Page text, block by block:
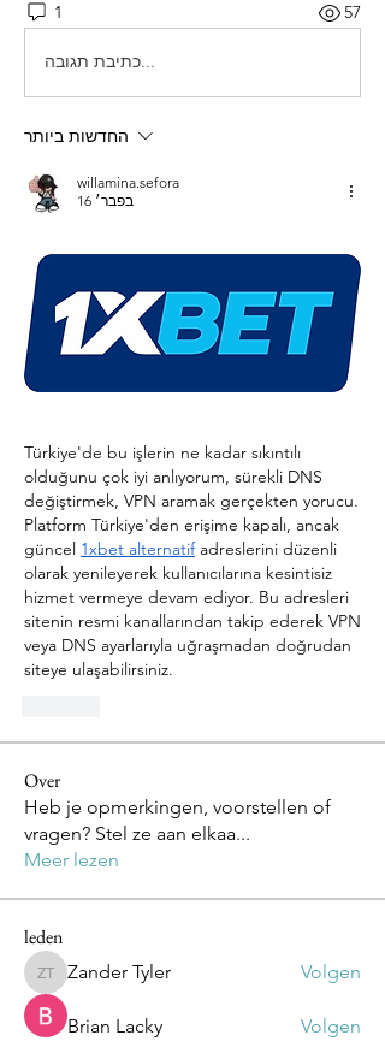
1 57
כתיבת תגובה...
החדשות ביותר
willamina.sefora
16 בפבר׳
Türkiye'de bu işlerin ne kadar sıkıntılı
olduğunu çok iyi anlıyorum, sürekli DNS
değiştirmek, VPN aramak gerçekten yorucu.
Platform Türkiye'den erişime kapalı, ancak
güncel 1xbet alternatif adreslerini düzenli
olarak yenileyerek kullanıcılarına kesintisiz
hizmet vermeye devam ediyor. Bu adresleri
sitenin resmi kanallarından takip ederek VPN
veya DNS ayarlarıyla uğraşmadan doğrudan
siteye ulaşabilirsiniz.
Over
Heb je opmerkingen, voorstellen of
vragen? Stel ze aan elkaa...
Meer lezen
leden
Zander Tyler
Zander Tyler Volgen
Brian Lacky Volgen